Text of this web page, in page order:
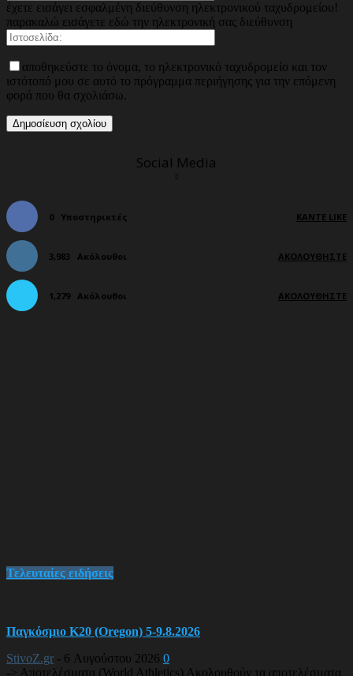
έχετε εισάγει εσφαλμένη διεύθυνση ηλεκτρονικού ταχυδρομείου!
παρακαλώ εισάγετε εδώ την ηλεκτρονική σας διεύθυνση
αποθηκεύστε το όνομα, το ηλεκτρονικό ταχυδρομείο και τον
ιστότοπό μου σε αυτό το πρόγραμμα περιήγησης για την επόμενη
φορά που θα σχολιάσω.
Social Media
0 Υποστηρικτές ΚΆΝΤΕ LIKE
3,983 Ακόλουθοι ΑΚΟΛΟΥΘΉΣΤΕ
1,279 Ακόλουθοι ΑΚΟΛΟΥΘΉΣΤΕ
Τελευταίες ειδήσεις
Παγκόσμιο Κ20 (Oregon) 5-9.8.2026
StivoZ.gr - 6 Αυγούστου 2026 0
-> Αποτελέσματα (World Athletics) Ακολουθούν τα αποτελέσματα